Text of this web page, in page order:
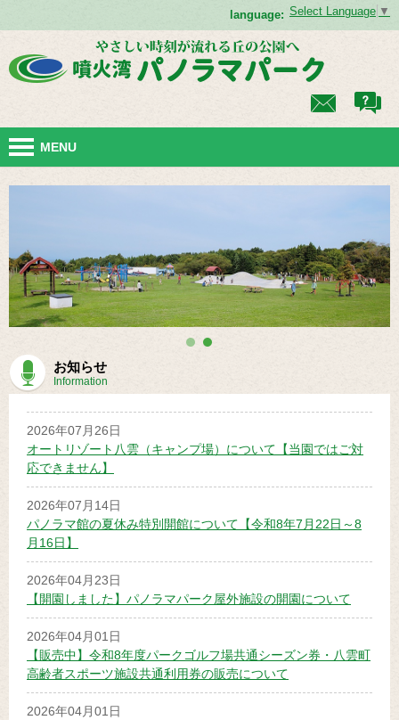
language: Select Language ▼
MENU
お知らせ
Information
2026年07月26日
オートリゾート八雲（キャンプ場）について【当園ではご対
応できません】
2026年07月14日
パノラマ館の夏休み特別開館について【令和8年7月22日～8
月16日】
2026年04月23日
【開園しました】パノラマパーク屋外施設の開園について
2026年04月01日
【販売中】令和8年度パークゴルフ場共通シーズン券・八雲町
高齢者スポーツ施設共通利用券の販売について
2026年04月01日